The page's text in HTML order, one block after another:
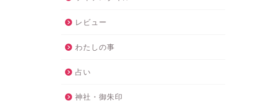
レビュー
わたしの事
占い
神社・御朱印